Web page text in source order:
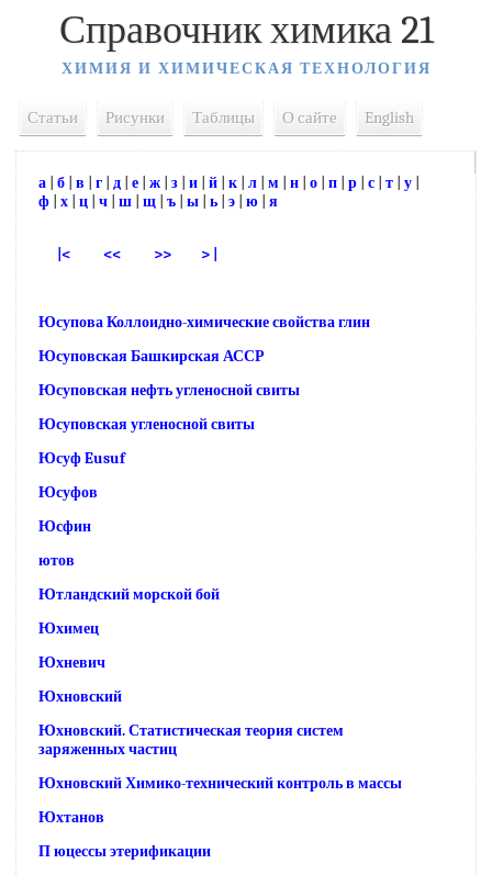
Справочник химика 21
ХИМИЯ И ХИМИЧЕСКАЯ ТЕХНОЛОГИЯ
Статьи Рисунки Таблицы О сайте English
а б в г д е ж з и й к л м н о п р с т у
ф х ц ч ш щ ъ ы ь э ю я
|< << >> > |
Юсупова Коллоидно-химические свойства глин
Юсуповская Башкирская АССР
Юсуповская нефть угленосной свиты
Юсуповская угленосной свиты
Юсуф Eusuf
Юсуфов
Юсфин
ютов
Ютландский морской бой
Юхимец
Юхневич
Юхновский
Юхновский. Статистическая теория систем
заряженных частиц
Юхновский Химико-технический контроль в массы
Юхтанов
П юцессы этерификации